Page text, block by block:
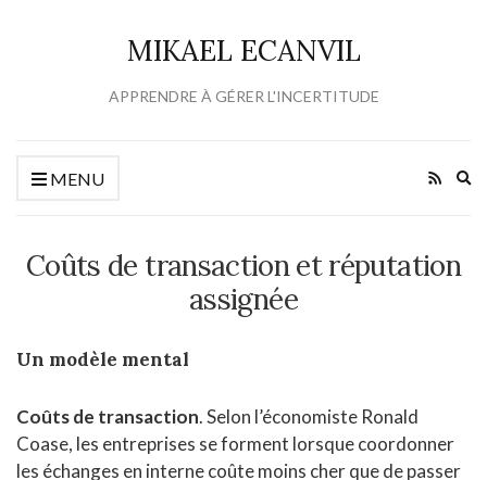
MIKAEL ECANVIL
APPRENDRE À GÉRER L'INCERTITUDE
MENU
Coûts de transaction et réputation
assignée
Un modèle mental
Coûts de transaction. Selon l’économiste Ronald
Coase, les entreprises se forment lorsque coordonner
les échanges en interne coûte moins cher que de passer